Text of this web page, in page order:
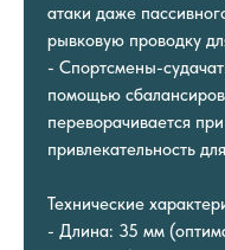
атаки даже
рывковую проводку
- Спортсмены-
помощью
переворачивается
привлекательность
Технические
- Длина: 35 мм